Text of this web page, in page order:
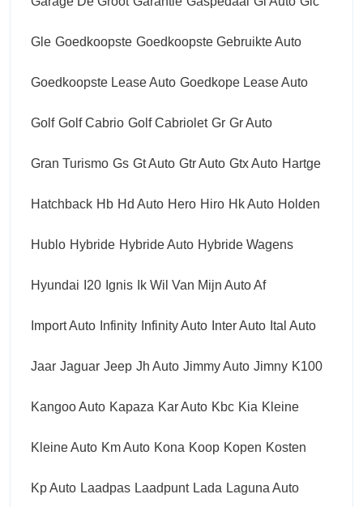
Gle Goedkoopste Goedkoopste Gebruikte Auto
Goedkoopste Lease Auto Goedkope Lease Auto
Golf Golf Cabrio Golf Cabriolet Gr Gr Auto
Gran Turismo Gs Gt Auto Gtr Auto Gtx Auto Hartge
Hatchback Hb Hd Auto Hero Hiro Hk Auto Holden
Hublo Hybride Hybride Auto Hybride Wagens
Hyundai I20 Ignis Ik Wil Van Mijn Auto Af
Import Auto Infinity Infinity Auto Inter Auto Ital Auto
Jaar Jaguar Jeep Jh Auto Jimmy Auto Jimny K100
Kangoo Auto Kapaza Kar Auto Kbc Kia Kleine
Kleine Auto Km Auto Kona Koop Kopen Kosten
Kp Auto Laadpas Laadpunt Lada Laguna Auto